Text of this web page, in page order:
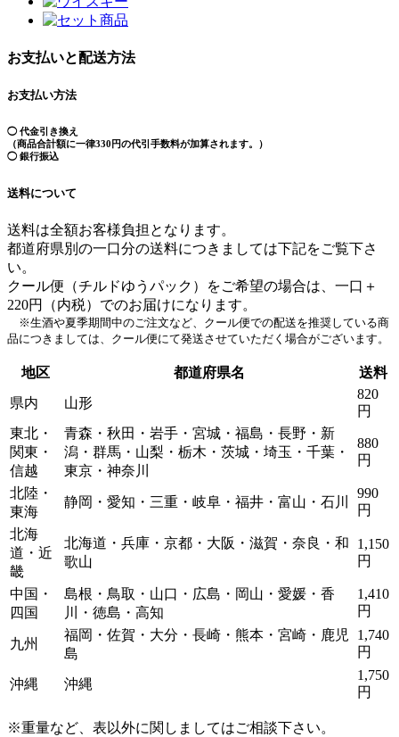
お支払いと配送方法
お支払い方法
◯ 代金引き換え
（商品合計額に一律330円の代引手数料が加算されます。）
◯ 銀行振込
送料について
送料は全額お客様負担となります。
都道府県別の一口分の送料につきましては下記をご覧下さ
い。
クール便（チルドゆうパック）をご希望の場合は、一口＋
220円（内税）でのお届けになります。
※生酒や夏季期間中のご注文など、クール便での配送を推奨している商
品につきましては、クール便にて発送させていただく場合がございます。
地区 都道府県名
送料
県内
山形
820
円
東北・
関東・
信越
青森・秋田・岩手・宮城・福島・長野・新
潟・群馬・山梨・栃木・茨城・埼玉・千葉・
東京・神奈川
880
円
北陸・
東海
静岡・愛知・三重・岐阜・福井・富山・石川
990
円
北海
道・近
畿
北海道・兵庫・京都・大阪・滋賀・奈良・和
歌山
1,150
円
中国・
四国
島根・鳥取・山口・広島・岡山・愛媛・香
川・徳島・高知
1,410
円
九州
福岡・佐賀・大分・長崎・熊本・宮崎・鹿児
島
1,740
円
沖縄 沖縄
1,750
円
※重量など、表以外に関しましてはご相談下さい。